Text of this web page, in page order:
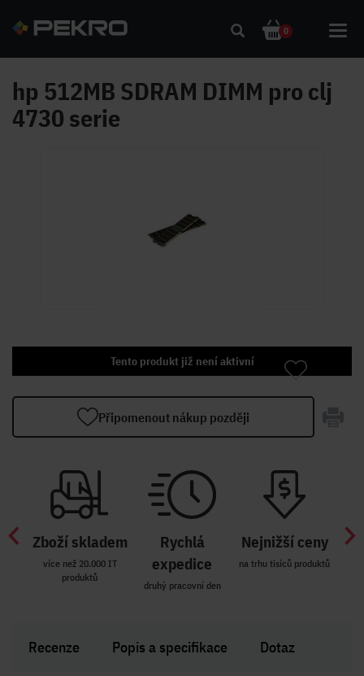
0
hp 512MB SDRAM DIMM pro clj
4730 serie
Tento produkt již není aktivní
Připomenout nákup později
Zboží skladem
více než 20.000 IT
produktů
Rychlá
expedice
druhý pracovní den
Nejnižší ceny
na trhu tisíců produktů
Recenze Popis a specifikace Dotaz